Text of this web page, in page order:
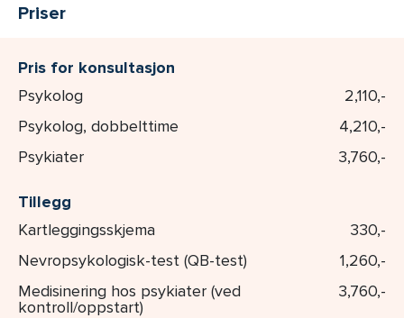
Priser
Pris for konsultasjon
Psykolog
2,110,-
Psykolog, dobbelttime
4,210,-
Psykiater
3,760,-
Tillegg
Kartleggingsskjema
330,-
Nevropsykologisk-test (QB-test)
1,260,-
Medisinering hos psykiater (ved
kontroll/oppstart)
3,760,-